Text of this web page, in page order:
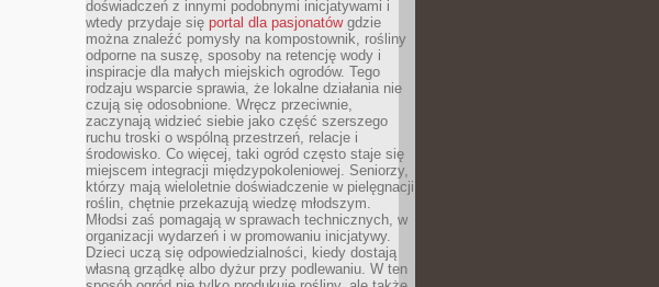
doświadczeń z innymi podobnymi inicjatywami i
wtedy przydaje się portal dla pasjonatówgdzie
można znaleźć pomysły na kompostownik, rośliny
odporne na suszę, sposoby na retencję wody i
inspiracje dla małych miejskich ogrodów. Tego
rodzaju wsparcie sprawia, że lokalne działania nie
czują się odosobnione. Wręcz przeciwnie,
zaczynają widzieć siebie jako część szerszego
ruchu troski o wspólną przestrzeń, relacje i
środowisko. Co więcej, taki ogród często staje się
miejscem integracji międzypokoleniowej. Seniorzy,
którzy mają wieloletnie doświadczenie w pielęgnacji
roślin, chętnie przekazują wiedzę młodszym.
Młodsi zaś pomagają w sprawach technicznych, w
organizacji wydarzeń i w promowaniu inicjatywy.
Dzieci uczą się odpowiedzialności, kiedy dostają
własną grządkę albo dyżur przy podlewaniu. W ten